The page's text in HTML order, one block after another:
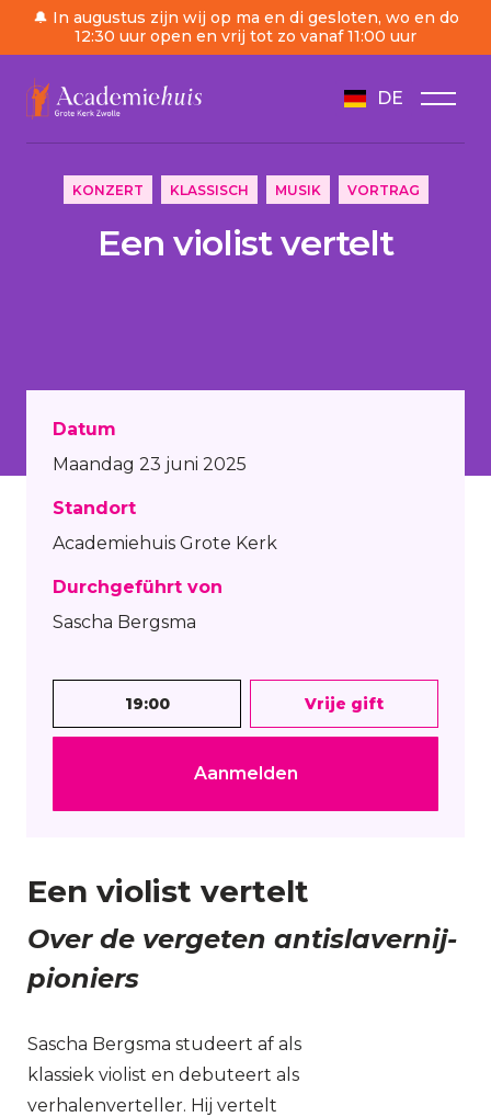
🔔 In augustus zijn wij op ma en di gesloten, wo en do
12:30 uur open en vrij tot zo vanaf 11:00 uur
DE
/ Tagesordnung
KONZERT KLASSISCH MUSIK VORTRAG
Een violist vertelt
Datum
Maandag 23 juni 2025
Standort
Academiehuis Grote Kerk
Durchgeführt von
Sascha Bergsma
19:00 Vrije gift
Aanmelden
Een violist vertelt
Over de vergeten antislavernij-
pioniers
Sascha Bergsma studeert af als
klassiek violist en debuteert als
verhalenverteller. Hij vertelt